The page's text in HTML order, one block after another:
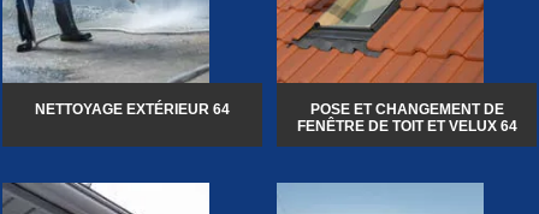
NETTOYAGE EXTÉRIEUR 64
POSE ET CHANGEMENT DE
FENÊTRE DE TOIT ET VELUX 64